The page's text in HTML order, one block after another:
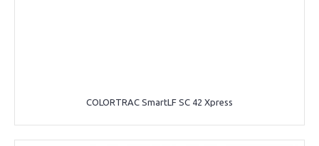
COLORTRAC SmartLF SC 42 Xpress